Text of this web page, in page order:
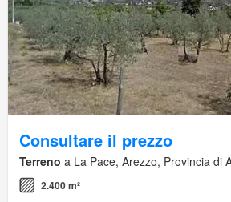
Consultare il prezzo
Terreno a La Pace, Arezzo, Provincia di
2.400 m²